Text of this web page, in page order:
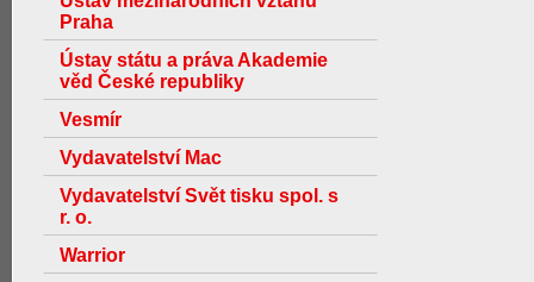
Praha
Ústav státu a práva Akademie
věd České republiky
Vesmír
Vydavatelství Mac
Vydavatelství Svět tisku spol. s
r. o.
Warrior